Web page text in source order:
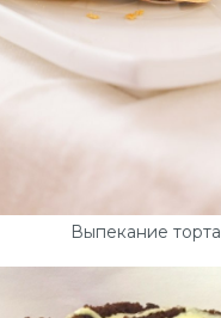
Выпекание торта